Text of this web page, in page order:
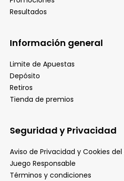
Resultados
Información general
Limite de Apuestas
Depósito
Retiros
Tienda de premios
Seguridad y Privacidad
Aviso de Privacidad y Cookies del
Juego Responsable
Términos y condiciones